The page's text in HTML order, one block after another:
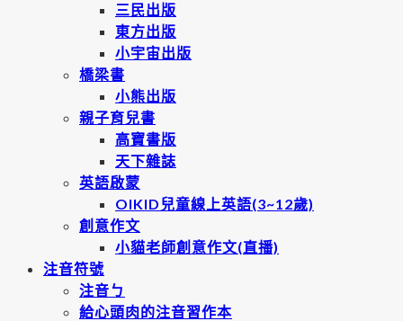
三民出版
東方出版
小宇宙出版
橋梁書
小熊出版
親子育兒書
高寶書版
天下雜誌
英語啟蒙
OIKID兒童線上英語(3~12歲)
創意作文
小貓老師創意作文(直播)
注音符號
注音ㄅ
給心頭肉的注音習作本